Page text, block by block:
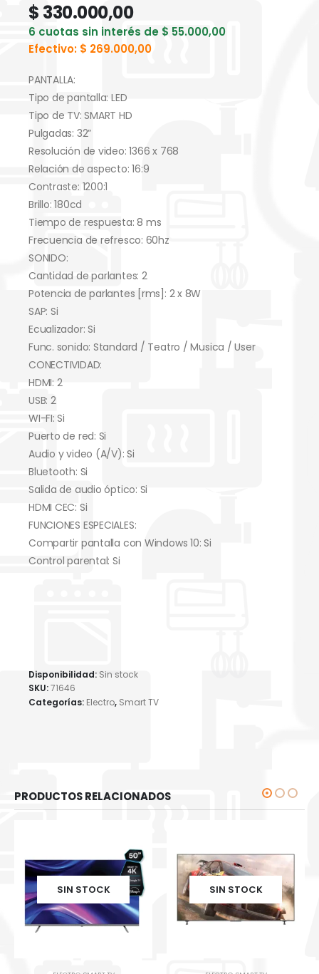
$ 330.000,00
6 cuotas sin interés de $ 55.000,00
Efectivo: $ 269.000,00
PANTALLA:
Tipo de pantalla: LED
Tipo de TV: SMART HD
Pulgadas: 32”
Resolución de video: 1366 x 768
Relación de aspecto: 16:9
Contraste: 1200:1
Brillo: 180cd
Tiempo de respuesta: 8 ms
Frecuencia de refresco: 60hz
SONIDO:
Cantidad de parlantes: 2
Potencia de parlantes [rms]: 2 x 8W
SAP: Si
Ecualizador: Si
Func. sonido: Standard / Teatro / Musica / User
CONECTIVIDAD:
HDMI: 2
USB: 2
WI-FI: Si
Puerto de red: Si
Audio y video (A/V): Si
Bluetooth: Si
Salida de audio óptico: Si
HDMI CEC: Si
FUNCIONES ESPECIALES:
Compartir pantalla con Windows 10: Si
Control parental: Si
Disponibilidad: Sin stock
SKU:71646
Categorías: Electro, Smart TV
PRODUCTOS RELACIONADOS
SIN STOCK SIN STOCK